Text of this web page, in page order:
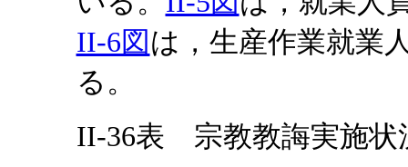
II-6図は，生産作業就業
る。
II-36表 宗教教誨実施状